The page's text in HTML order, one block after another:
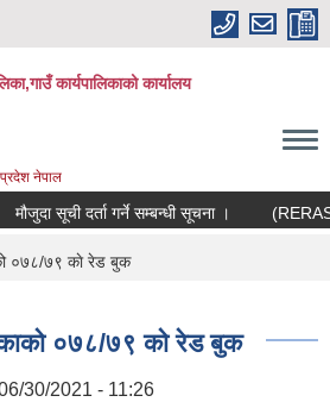
कार्यपालिकाको कार्यालय
प्रदेश नेपाल
मौजुदा सूची दर्ता गर्ने सम्बन्धी सूचना । (RERAS)
०७८/७९ काे रेड बुक
०७८/७९ काे रेड बुक
30/2021 - 11:26